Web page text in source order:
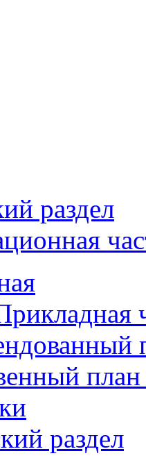
раздел
раздел